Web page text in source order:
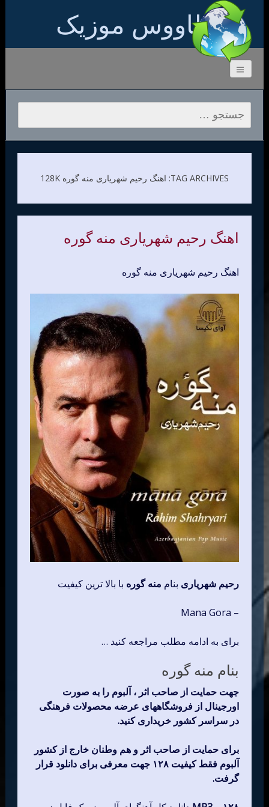
طاووس موزیک
جستجو برای:
TAG ARCHIVES: اهنگ رحیم شهریاری منه گوره 128K
اهنگ رحیم شهریاری منه گوره
اهنگ رحیم شهریاری منه گوره
رحیم شهریاری بنام منه گوره با بالا ترین کیفیت
– Mana Gora
برای به ادامه مطلب مراجعه کنید …
بنام منه گوره
جهت حمایت از صاحب اثر ، آلبوم را به صورت
اورجینال از فروشگاههای عرضه محصولات فرهنگی
در سراسر کشور خریداری کنید.
برای حمایت از صاحب اثر و هم وطنان خارج از کشور
آلبوم فقط کیفیت ۱۲۸ جهت معرفی برای دانلود قرار
گرفت.